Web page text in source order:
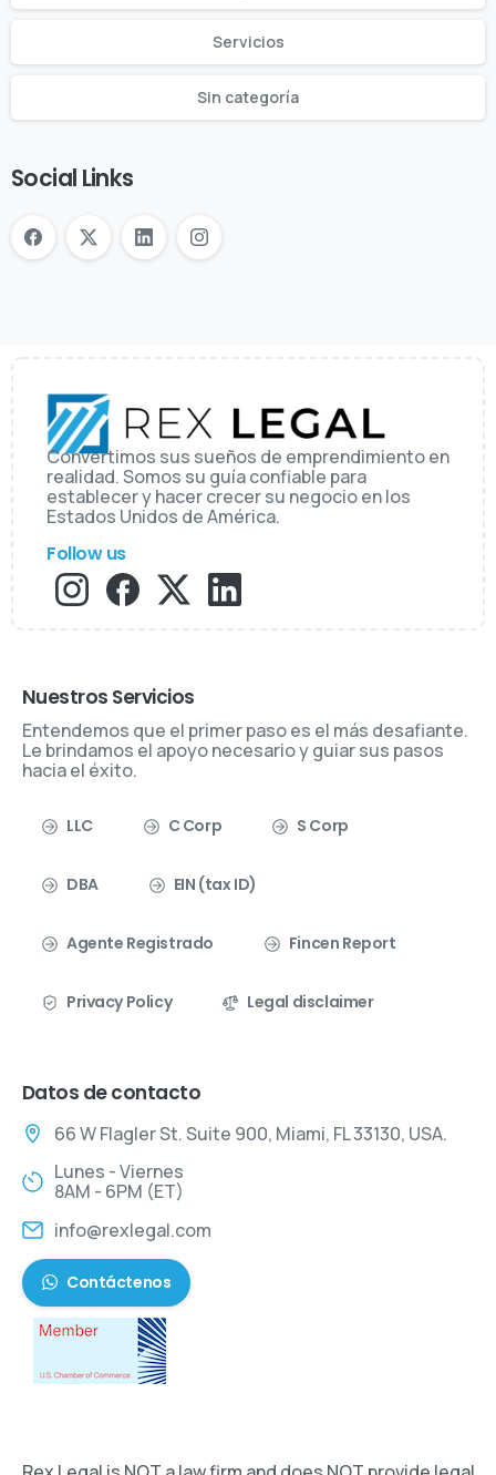
Servicios
Sin categoría
Social Links
Convertimos sus sueños de emprendimiento en
realidad. Somos su guía confiable para
establecer y hacer crecer su negocio en los
Estados Unidos de América.
Follow us
Nuestros Servicios
Entendemos que el primer paso es el más desafiante.
Le brindamos el apoyo necesario y guiar sus pasos
hacia el éxito.
LLC C Corp S Corp
DBA EIN (tax ID)
Agente Registrado Fincen Report
Privacy Policy Legal disclaimer
Datos de contacto
66 W Flagler St. Suite 900, Miami, FL 33130, USA.
Lunes - Viernes
8AM - 6PM (ET)
info@rexlegal.com
Contáctenos